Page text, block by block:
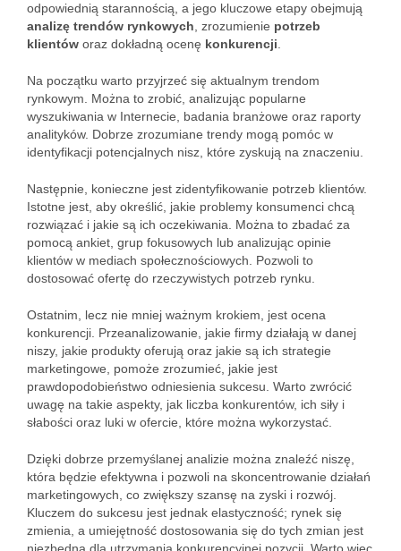
odpowiednią starannością, a jego kluczowe etapy obejmują
analizę trendów rynkowych , zrozumienie potrzeb
klientów oraz dokładną ocenę konkurencji
Na początku warto przyjrzeć się aktualnym trendom
rynkowym. Można to zrobić, analizując popularne
wyszukiwania w Internecie, badania branżowe oraz raporty
analityków. Dobrze zrozumiane trendy mogą pomóc w
identyfikacji potencjalnych nisz, które zyskują na znaczeniu.
Następnie, konieczne jest zidentyfikowanie potrzeb klientów.
Istotne jest, aby określić, jakie problemy konsumenci chcą
rozwiązać i jakie są ich oczekiwania. Można to zbadać za
pomocą ankiet, grup fokusowych lub analizując opinie
klientów w mediach społecznościowych. Pozwoli to
dostosować ofertę do rzeczywistych potrzeb rynku.
Ostatnim, lecz nie mniej ważnym krokiem, jest ocena
konkurencji. Przeanalizowanie, jakie firmy działają w danej
niszy, jakie produkty oferują oraz jakie są ich strategie
marketingowe, pomoże zrozumieć, jakie jest
prawdopodobieństwo odniesienia sukcesu. Warto zwrócić
uwagę na takie aspekty, jak liczba konkurentów, ich siły i
słabości oraz luki w ofercie, które można wykorzystać.
Dzięki dobrze przemyślanej analizie można znaleźć niszę,
która będzie efektywna i pozwoli na skoncentrowanie działań
marketingowych, co zwiększy szansę na zyski i rozwój.
Kluczem do sukcesu jest jednak elastyczność; rynek się
zmienia, a umiejętność dostosowania się do tych zmian jest